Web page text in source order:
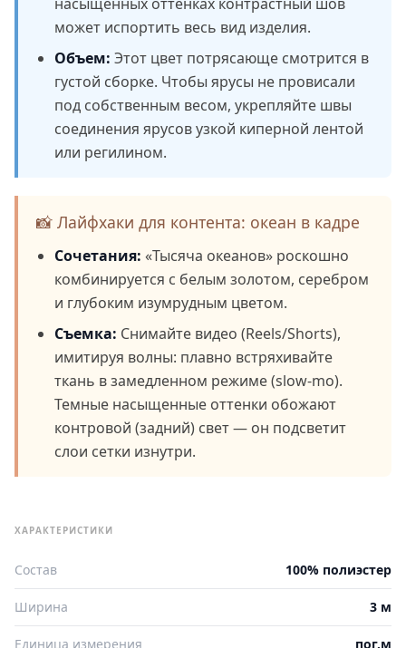
может испортить весь вид изделия.
Объем: Этот цвет потрясающе смотрится в
густой сборке. Чтобы ярусы не провисали
под собственным весом, укрепляйте швы
соединения ярусов узкой киперной лентой
или регилином.
📸 Лайфхаки для контента: океан в кадре
Сочетания: «Тысяча океанов» роскошно
комбинируется с белым золотом, серебром
и глубоким изумрудным цветом.
Съемка: Снимайте видео (Reels/Shorts),
имитируя волны: плавно встряхивайте
ткань в замедленном режиме (slow-mo).
Темные насыщенные оттенки обожают
контровой (задний) свет — он подсветит
слои сетки изнутри.
ХАРАКТЕРИСТИКИ
Состав 100% полиэстер
Ширина 3 м
Единица измерения пог.м